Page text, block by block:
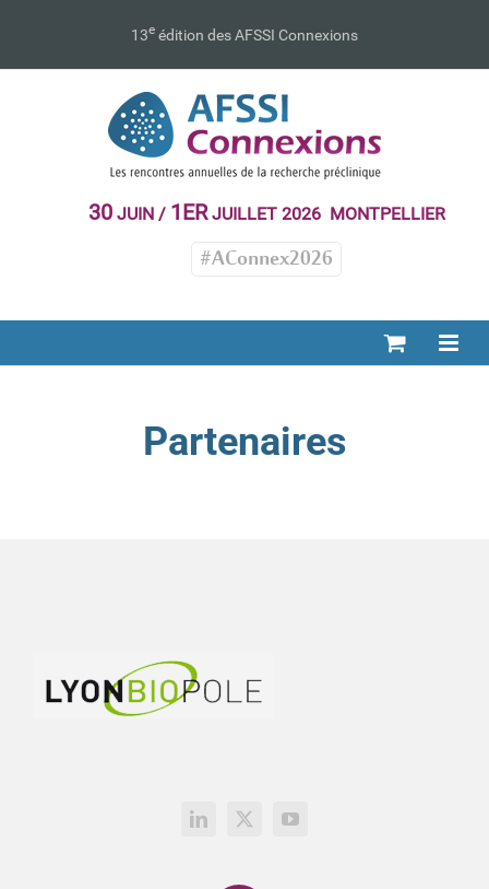
13e édition des AFSSI Connexions
30JUIN / 1ERJUILLET 2026 MONTPELLIER
#AConnex2026
Partenaires